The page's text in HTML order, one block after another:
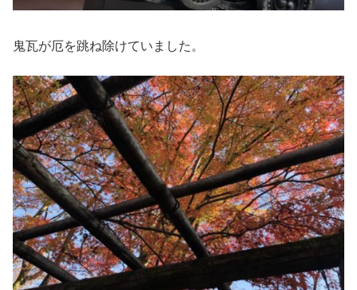
鬼瓦が厄を跳ね除けていました。